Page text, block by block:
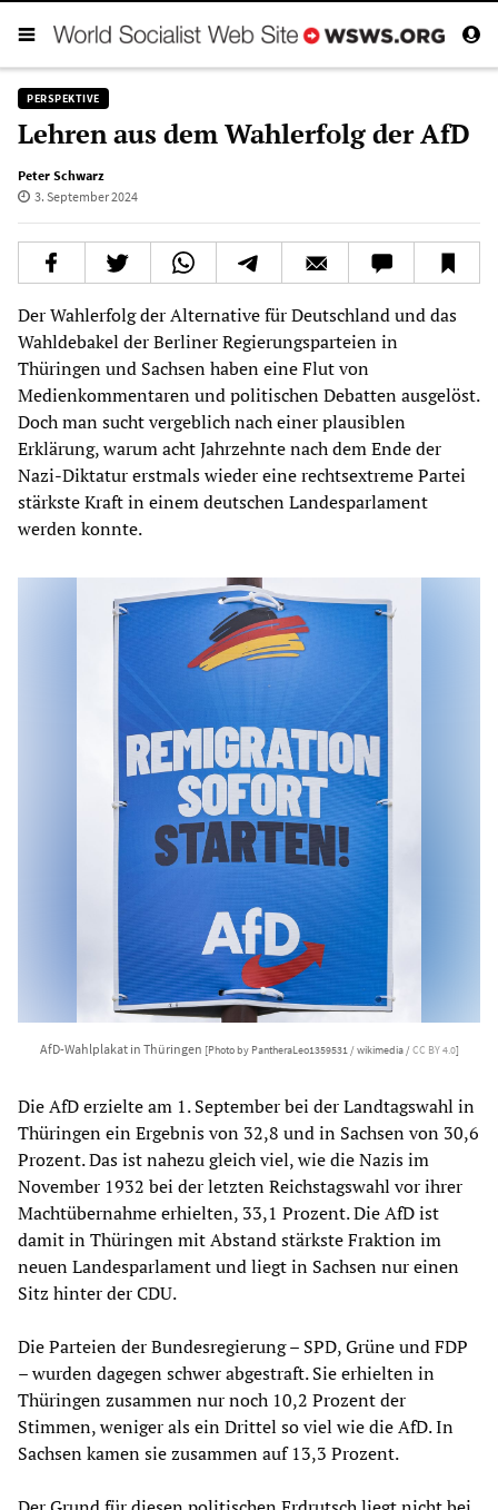
PERSPEKTIVE
Lehren aus dem Wahlerfolg der AfD
Peter Schwarz
3. September 2024
Der Wahlerfolg der Alternative für Deutschland und das
Wahldebakel der Berliner Regierungsparteien in
Thüringen und Sachsen haben eine Flut von
Medienkommentaren und politischen Debatten ausgelöst.
Doch man sucht vergeblich nach einer plausiblen
Erklärung, warum acht Jahrzehnte nach dem Ende der
Nazi-Diktatur erstmals wieder eine rechtsextreme Partei
stärkste Kraft in einem deutschen Landesparlament
werden konnte.
AfD-Wahlplakat in Thüringen [Photo by PantheraLeo1359531 / wikimedia /CC BY 4.0]
Die AfD erzielte am 1. September bei der Landtagswahl in
Thüringen ein Ergebnis von 32,8 und in Sachsen von 30,6
Prozent. Das ist nahezu gleich viel, wie die Nazis im
November 1932 bei der letzten Reichstagswahl vor ihrer
Machtübernahme erhielten, 33,1 Prozent. Die AfD ist
damit in Thüringen mit Abstand stärkste Fraktion im
neuen Landesparlament und liegt in Sachsen nur einen
Sitz hinter der CDU.
Die Parteien der Bundesregierung – SPD, Grüne und FDP
– wurden dagegen schwer abgestraft. Sie erhielten in
Thüringen zusammen nur noch 10,2 Prozent der
Stimmen, weniger als ein Drittel so viel wie die AfD. In
Sachsen kamen sie zusammen auf 13,3 Prozent.